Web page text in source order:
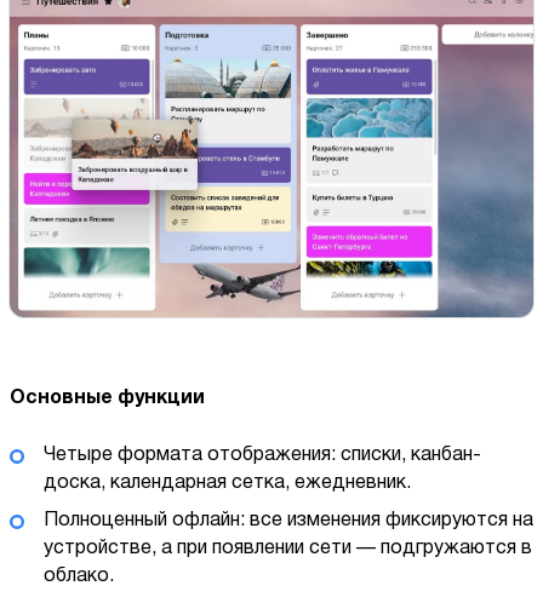
Основные функции
Четыре формата отображения: списки, канбан-
доска, календарная сетка, ежедневник.
Полноценный офлайн: все изменения фиксируются на
устройстве, а при появлении сети — подгружаются в
облако.